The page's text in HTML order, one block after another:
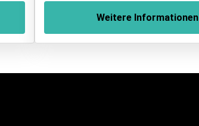
Weitere Informationen